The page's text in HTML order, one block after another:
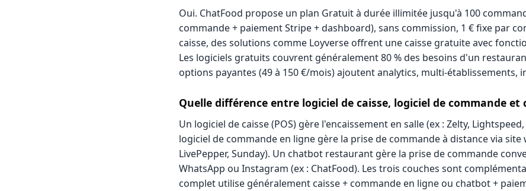
Oui. ChatFood propose un plan Gratuit à durée illimitée jusqu'à 100
commande + paiement Stripe + dashboard), sans commission, 1 € fixe par
caisse, des solutions comme Loyverse offrent une caisse gratuite avec
Les logiciels gratuits couvrent généralement 80 % des besoins d'un
options payantes (49 à 150 €/mois) ajoutent analytics, multi-établissements,
Quelle différence entre logiciel de caisse, logiciel de commande et
Un logiciel de caisse (POS) gère l'encaissement en salle (ex : Zelty,
logiciel de commande en ligne gère la prise de commande à distance via site
LivePepper, Sunday). Un chatbot restaurant gère la prise de commande
WhatsApp ou Instagram (ex : ChatFood). Les trois couches sont
complet utilise généralement caisse + commande en ligne ou chatbot +